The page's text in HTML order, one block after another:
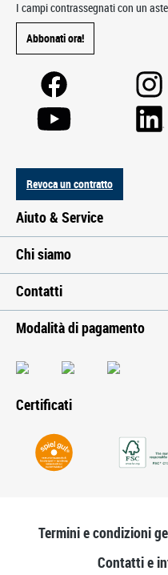
I campi contrassegnati con un
Abbonati ora!
Revoca un contratto
Aiuto & Service
Chi siamo
Contatti
Modalità di pagamento
Certificati
Termini e condizioni
Contatti e